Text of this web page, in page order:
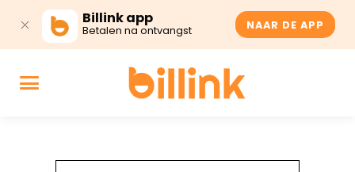
Billink app
Betalen na ontvangst NAAR DE APP